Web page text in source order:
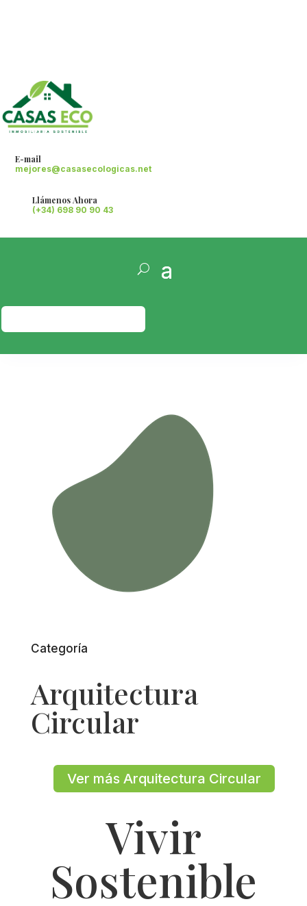
E-mail
mejores@casasecologicas.net
Llámenos Ahora
(+34) 698 90 90 43
Categoría
Arquitectura
Circular
Ver más Arquitectura Circular
Vivir
Sostenible